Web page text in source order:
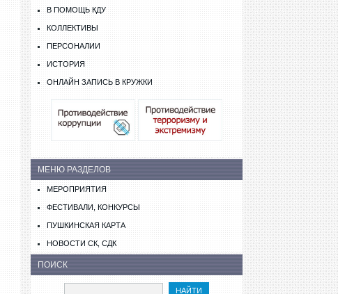
В ПОМОЩЬ КДУ
КОЛЛЕКТИВЫ
ПЕРСОНАЛИИ
ИСТОРИЯ
ОНЛАЙН ЗАПИСЬ В КРУЖКИ
МЕНЮ РАЗДЕЛОВ
МЕРОПРИЯТИЯ
ФЕСТИВАЛИ, КОНКУРСЫ
ПУШКИНСКАЯ КАРТА
НОВОСТИ СК, СДК
ПОИСК